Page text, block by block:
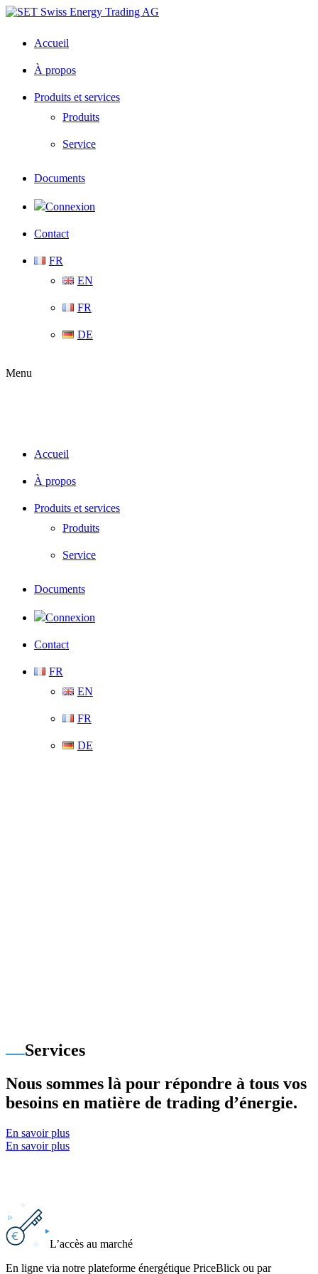
Skip
contentAccueil
À propos
Produits et services
Produits
Service
Documents
Connexion
Contact
FR
EN
FR
DE
Menu
Accueil
À propos
Produits et services
Produits
Service
Documents
Connexion
Contact
FR
EN
FR
DE
Services
Nous sommes là pour répondre à tous vos
besoins en matière de trading d’énergie.
En savoir plus
En savoir plus
L’accès au marché
En ligne via notre plateforme énergétique PriceBlick ou par